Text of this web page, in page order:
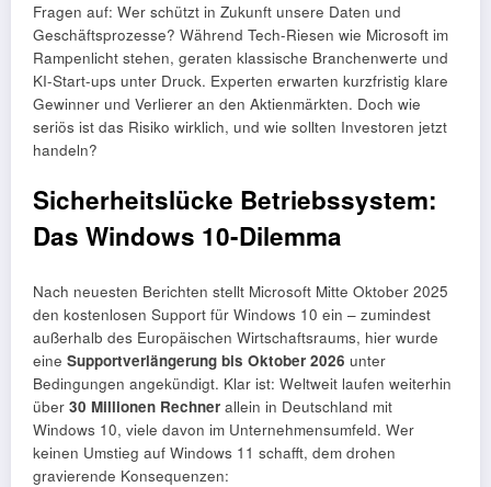
Fragen auf: Wer schützt in Zukunft unsere Daten und
Geschäftsprozesse? Während Tech-Riesen wie Microsoft im
Rampenlicht stehen, geraten klassische Branchenwerte und
KI-Start-ups unter Druck. Experten erwarten kurzfristig klare
Gewinner und Verlierer an den Aktienmärkten. Doch wie
seriös ist das Risiko wirklich, und wie sollten Investoren jetzt
handeln?
Sicherheitslücke Betriebssystem:
Das Windows 10-Dilemma
Nach neuesten Berichten stellt Microsoft Mitte Oktober 2025
den kostenlosen Support für Windows 10 ein – zumindest
außerhalb des Europäischen Wirtschaftsraums, hier wurde
eine Supportverlängerung bis Oktober 2026 unter
Bedingungen angekündigt. Klar ist: Weltweit laufen weiterhin
über 30 Millionen Rechner allein in Deutschland mit
Windows 10, viele davon im Unternehmensumfeld. Wer
keinen Umstieg auf Windows 11 schafft, dem drohen
gravierende Konsequenzen: